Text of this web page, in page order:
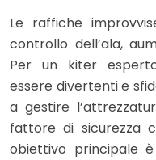
Le raffiche
controllo dell’ala,
Per un kiter
essere divertenti e
a gestire
fattore di sicurezza
obiettivo principale